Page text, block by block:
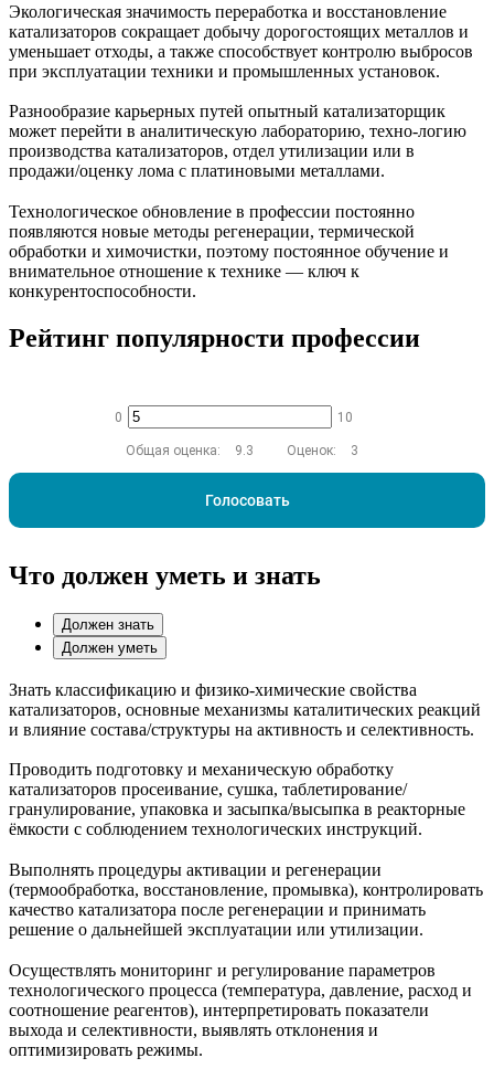
Экологическая значимость переработка и восстановление
катализаторов сокращает добычу дорогостоящих металлов и
уменьшает отходы, а также способствует контролю выбросов
при эксплуатации техники и промышленных установок.
Разнообразие карьерных путей опытный катализаторщик
может перейти в аналитическую лабораторию, техно-логию
производства катализаторов, отдел утилизации или в
продажи/оценку лома с платиновыми металлами.
Технологическое обновление в профессии постоянно
появляются новые методы регенерации, термической
обработки и химочистки, поэтому постоянное обучение и
внимательное отношение к технике — ключ к
конкурентоспособности.
Рейтинг популярности профессии
0 10
Общая оценка: 9.3 Оценок: 3
Голосовать
Что должен уметь и знать
Должен знать
Должен уметь
Знать классификацию и физико‑химические свойства
катализаторов, основные механизмы каталитических реакций
и влияние состава/структуры на активность и селективность.
Проводить подготовку и механическую обработку
катализаторов просеивание, сушка, таблетирование/
гранулирование, упаковка и засыпка/высыпка в реакторные
ёмкости с соблюдением технологических инструкций.
Выполнять процедуры активации и регенерации
(термообработка, восстановление, промывка), контролировать
качество катализатора после регенерации и принимать
решение о дальнейшей эксплуатации или утилизации.
Осуществлять мониторинг и регулирование параметров
технологического процесса (температура, давление, расход и
соотношение реагентов), интерпретировать показатели
выхода и селективности, выявлять отклонения и
оптимизировать режимы.